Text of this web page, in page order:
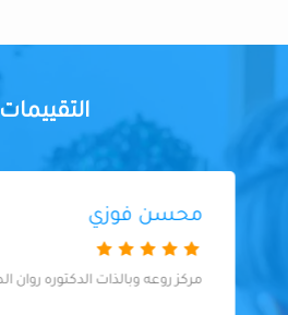
التقييمات
محسن فوزي
مركز روعه وبالذات الدكتوره روان